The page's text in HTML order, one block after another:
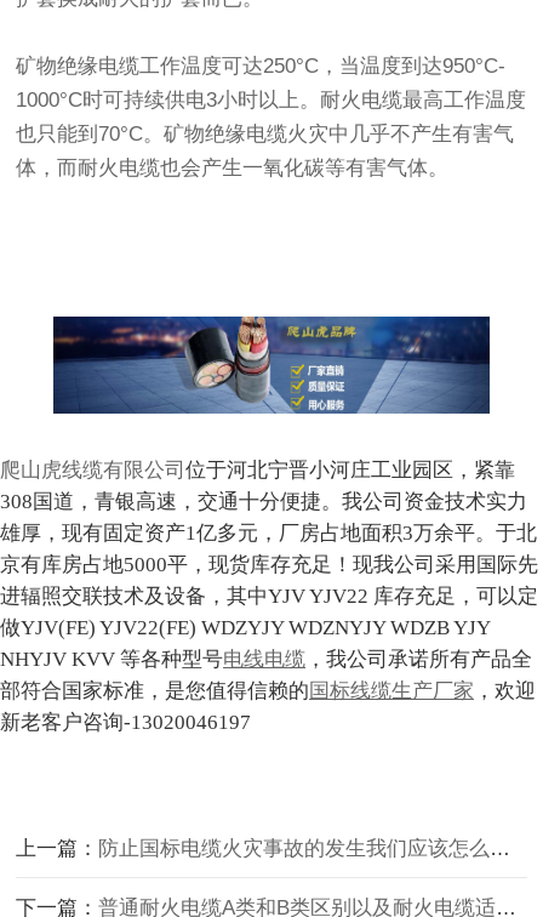
矿物绝缘电缆工作温度可达250°C，当温度到达950°C-
1000°C时可持续供电3小时以上。耐火电缆最高工作温度
也只能到70°C。矿物绝缘电缆火灾中几乎不产生有害气
体，而耐火电缆也会产生一氧化碳等有害气体。
爬山虎线缆有限公司 位于河北宁晋小河庄工业园区，紧靠
308国道，青银高速，交通十分便捷。我公司资金技术实力
雄厚，现有固定资产1亿多元，厂房占地面积3万余平。于北
京有库房占地5000平，现货库存充足！现我公司采用国际先
进辐照交联技术及设备，其中YJV YJV22 库存充足，可以定
做YJV(FE) YJV22(FE) WDZYJY WDZNYJY WDZB YJY
NHYJV KVV 等各种型号电线电缆 ，我公司承诺所有产品全
部符合国家标准，是您值得信赖的国标线缆生产厂家 ，欢迎
新老客户咨询-13020046197
上一篇： 防止国标电缆火灾事故的发生我们应该怎么做才对
下一篇：普通耐火电缆A类和B类区别以及耐火电缆适用场景